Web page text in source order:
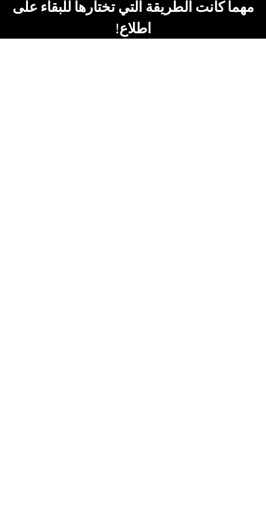
مهما كانت الطريقة التي تختارها للبقاء على
اطلاع!